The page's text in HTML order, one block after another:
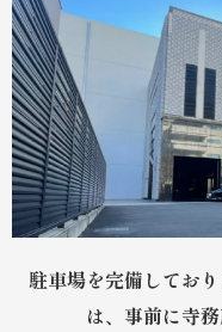
駐車場を完備してお
は、事前に寺